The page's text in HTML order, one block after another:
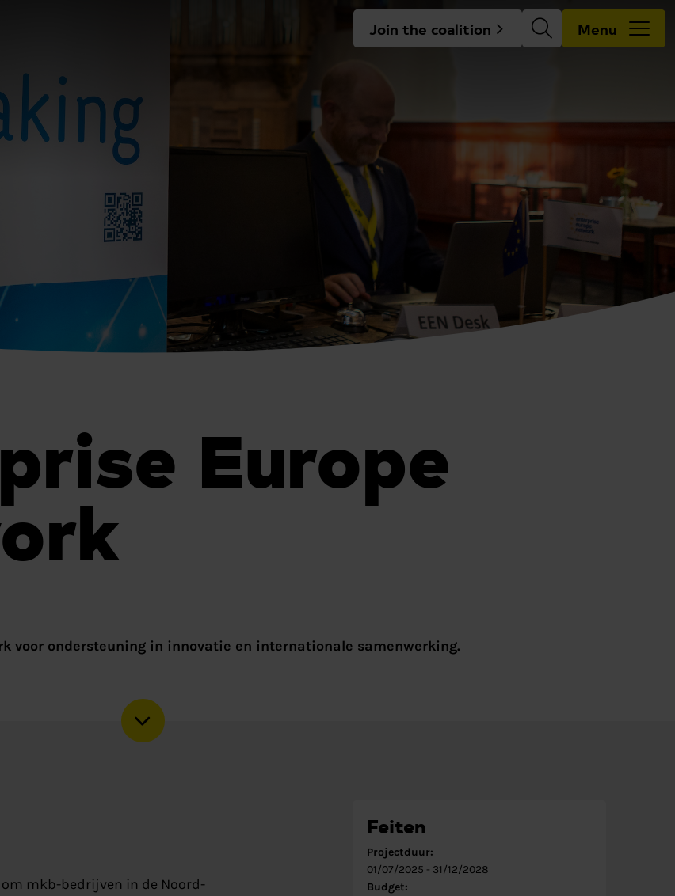
Join the coalition Menu
Europe
voor ondersteuning in innovatie en internationale samenwerking.
mkb-bedrijven in de Noord-
Feiten
Projectduur:
01/07/2025 - 31/12/2028
Budget: